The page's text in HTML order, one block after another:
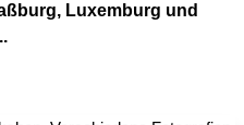
Luxemburg und